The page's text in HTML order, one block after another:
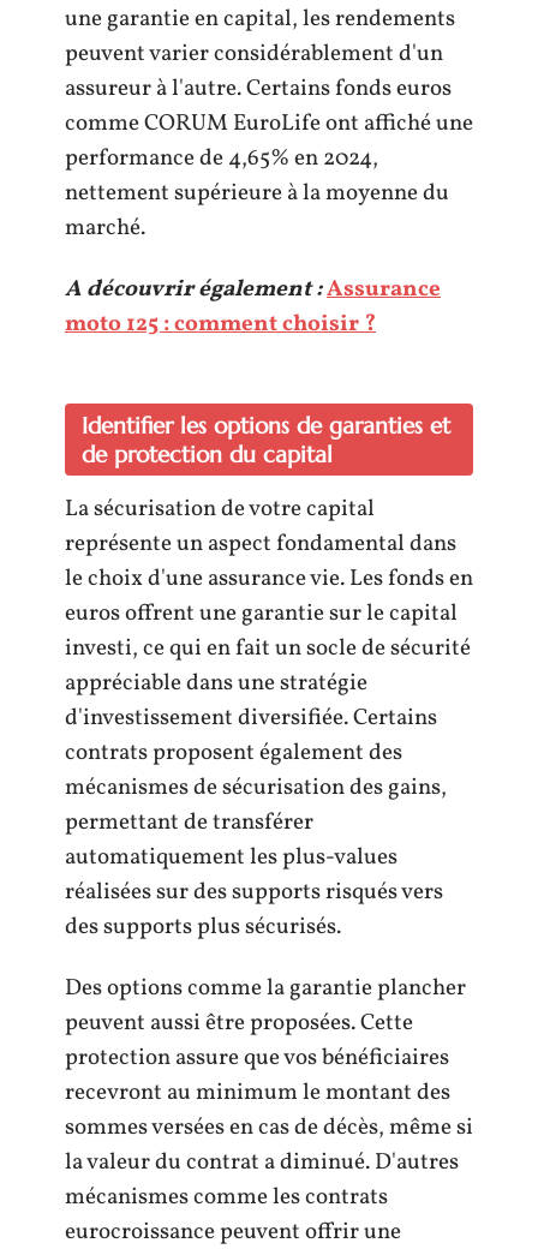
une garantie en capital, les rendements
peuvent varier considérablement d'un
assureur à l'autre. Certains fonds euros
comme CORUM EuroLife ont affiché une
performance de 4,65% en 2024,
nettement supérieure à la moyenne du
marché.
A découvrir également :Assurance
moto 125 : comment choisir ?
Identifier les options de garanties et
de protection du capital
La sécurisation de votre capital
représente un aspect fondamental dans
le choix d'une assurance vie. Les fonds en
euros offrent une garantie sur le capital
investi, ce qui en fait un socle de sécurité
appréciable dans une stratégie
d'investissement diversifiée. Certains
contrats proposent également des
mécanismes de sécurisation des gains,
permettant de transférer
automatiquement les plus-values
réalisées sur des supports risqués vers
des supports plus sécurisés.
Des options comme la garantie plancher
peuvent aussi être proposées. Cette
protection assure que vos bénéficiaires
recevront au minimum le montant des
sommes versées en cas de décès, même si
la valeur du contrat a diminué. D'autres
mécanismes comme les contrats
eurocroissance peuvent offrir une